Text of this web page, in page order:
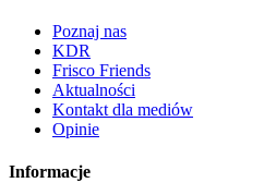
Poznaj nas
KDR
Frisco Friends
Aktualności
Kontakt dla mediów
Opinie
Informacje